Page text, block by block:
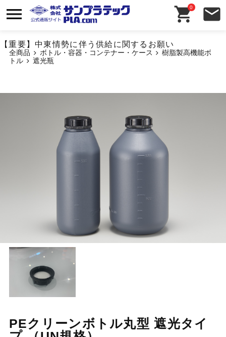
【重要】中東情勢に伴う供給に関するお願い
0
全商品 ボトル・容器・コンテナー・ケース
樹脂製高機能ボ
トル
遮光瓶
PEクリーンボトル丸型 遮光タイ